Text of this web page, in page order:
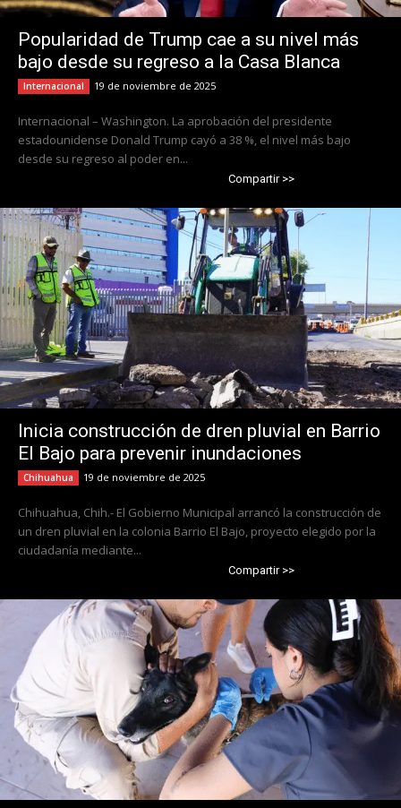
Popularidad de Trump cae a su nivel más
bajo desde su regreso a la Casa Blanca
Internacional 19 de noviembre de 2025
Internacional – Washington. La aprobación del presidente
estadounidense Donald Trump cayó a 38 %, el nivel más bajo
desde su regreso al poder en...
Compartir >>
Inicia construcción de dren pluvial en Barrio
El Bajo para prevenir inundaciones
Chihuahua 19 de noviembre de 2025
Chihuahua, Chih.- El Gobierno Municipal arrancó la construcción de
un dren pluvial en la colonia Barrio El Bajo, proyecto elegido por la
ciudadanía mediante...
Compartir >>